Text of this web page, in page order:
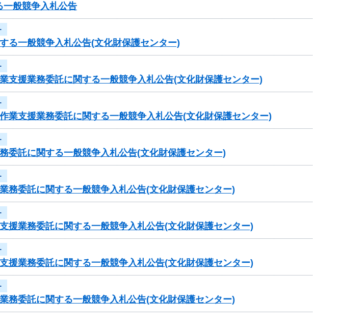
一般競争入札公告
る一般競争入札公告(文化財保護センター)
支援業務委託に関する一般競争入札公告(文化財保護センター)
業支援業務委託に関する一般競争入札公告(文化財保護センター)
委託に関する一般競争入札公告(文化財保護センター)
務委託に関する一般競争入札公告(文化財保護センター)
援業務委託に関する一般競争入札公告(文化財保護センター)
援業務委託に関する一般競争入札公告(文化財保護センター)
務委託に関する一般競争入札公告(文化財保護センター)